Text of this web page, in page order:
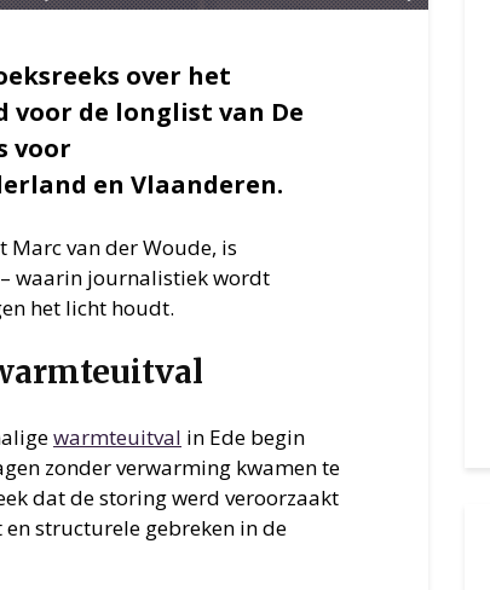
over het
voor de longlist van De
voor
en Vlaanderen.
van der Woude, is
waarin journalistiek wordt
het licht houdt.
warmteuitval in Ede begin
zonder verwarming kwamen te
dat de storing werd veroorzaakt
structurele gebreken in de